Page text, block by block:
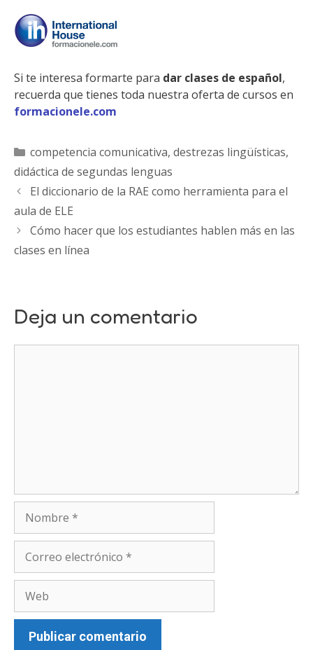
Si te interesa formarte para dar clases de español,
recuerda que tienes toda nuestra oferta de cursos en
formacionele.com
Categorías
competencia comunicativa, destrezas lingüísticas,
didáctica de segundas lenguas
El diccionario de la RAE como herramienta para el
aula de ELE
Cómo hacer que los estudiantes hablen más en las
clases en línea
Deja un comentario
electrónico